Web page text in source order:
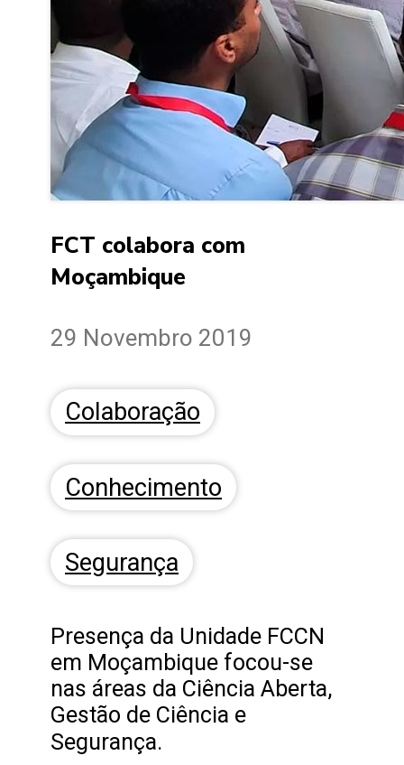
FCT colabora com
Moçambique
29 Novembro 2019
Colaboração
Conhecimento
Segurança
Presença da Unidade FCCN
em Moçambique focou-se
nas áreas da Ciência Aberta,
Gestão de Ciência e
Segurança.